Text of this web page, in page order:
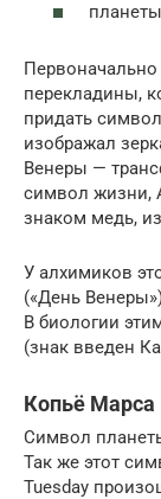
перекладины,
придать
изображал
Венеры —
символ жизни,
знаком медь,
У алхимиков
(«День
В биологии
(знак введен
Копьё Марса
Символ
Так же этот
Tuesday